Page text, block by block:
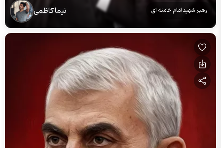
رهبر شهید امام خامنه ای نیما کاظمی